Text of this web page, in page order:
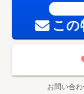
この
お問い合